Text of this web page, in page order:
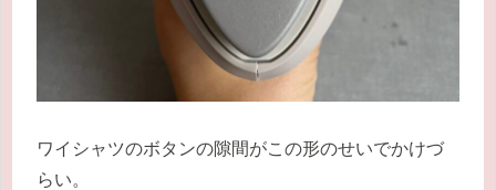
ワイシャツのボタンの隙間がこの形のせいでかけづ
らい。